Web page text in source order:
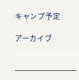
キャンプ予定
アーカイブ